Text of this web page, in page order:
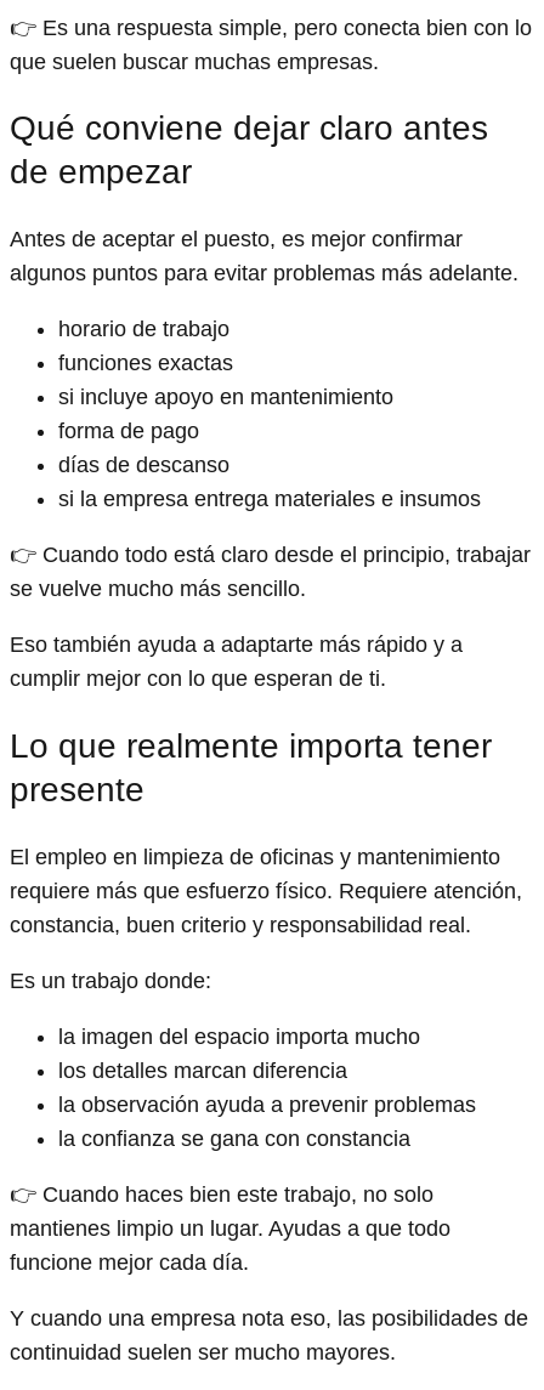
👉 Es una respuesta simple, pero conecta bien con lo
que suelen buscar muchas empresas.
Qué conviene dejar claro antes
de empezar
Antes de aceptar el puesto, es mejor confirmar
algunos puntos para evitar problemas más adelante.
horario de trabajo
funciones exactas
si incluye apoyo en mantenimiento
forma de pago
días de descanso
si la empresa entrega materiales e insumos
👉 Cuando todo está claro desde el principio, trabajar
se vuelve mucho más sencillo.
Eso también ayuda a adaptarte más rápido y a
cumplir mejor con lo que esperan de ti.
Lo que realmente importa tener
presente
El empleo en limpieza de oficinas y mantenimiento
requiere más que esfuerzo físico. Requiere atención,
constancia, buen criterio y responsabilidad real.
Es un trabajo donde:
la imagen del espacio importa mucho
los detalles marcan diferencia
la observación ayuda a prevenir problemas
la confianza se gana con constancia
👉 Cuando haces bien este trabajo, no solo
mantienes limpio un lugar. Ayudas a que todo
funcione mejor cada día.
Y cuando una empresa nota eso, las posibilidades de
continuidad suelen ser mucho mayores.